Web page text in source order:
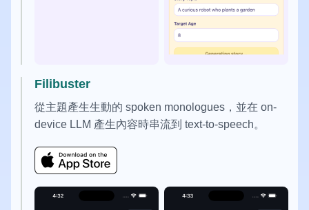
Filibuster
從主題產生生動的 spoken monologues，並在 on-
device LLM 產生內容時串流到 text-to-speech。